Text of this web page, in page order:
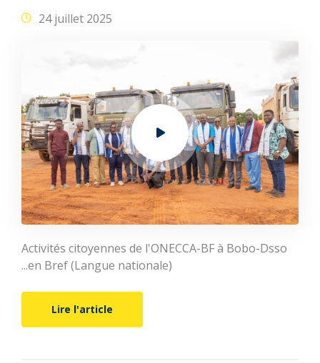
24 juillet 2025
Activités citoyennes de l'ONECCA-BF à Bobo-Dsso
...en Bref (Langue nationale)
Lire l'article